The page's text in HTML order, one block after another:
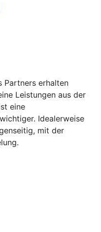
Partners erhalten
Leistungen aus der
eine
Idealerweise
mit der